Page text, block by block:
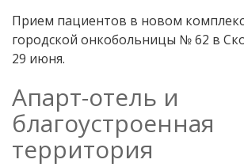
Прием пациентов в новом
городской онкобольницы № 62 в
29 июня.
Апарт-отель и
благоустроенная
территория